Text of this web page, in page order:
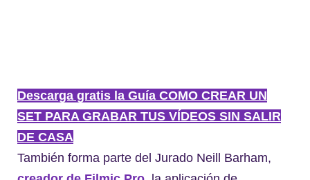
Descarga gratis la Guía COMO CREAR UN
SET PARA GRABAR TUS VÍDEOS SIN SALIR
DE CASA
También forma parte del Jurado Neill Barham,